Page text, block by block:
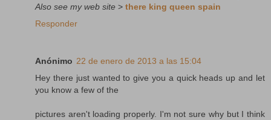
Also see my web site > there king queen spain
Responder
Anónimo 22 de enero de 2013 a las 15:04
Hey there just wanted to give you a quick heads up and let
you know a few of the
pictures aren't loading properly. I'm not sure why but I think